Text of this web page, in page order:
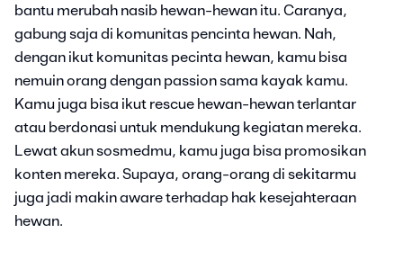
bantu merubah nasib hewan-hewan itu. Caranya,
gabung saja di komunitas pencinta hewan. Nah,
dengan ikut komunitas pecinta hewan, kamu bisa
nemuin orang dengan passion sama kayak kamu.
Kamu juga bisa ikut rescue hewan-hewan terlantar
atau berdonasi untuk mendukung kegiatan mereka.
Lewat akun sosmedmu, kamu juga bisa promosikan
konten mereka. Supaya, orang-orang di sekitarmu
juga jadi makin aware terhadap hak kesejahteraan
hewan.